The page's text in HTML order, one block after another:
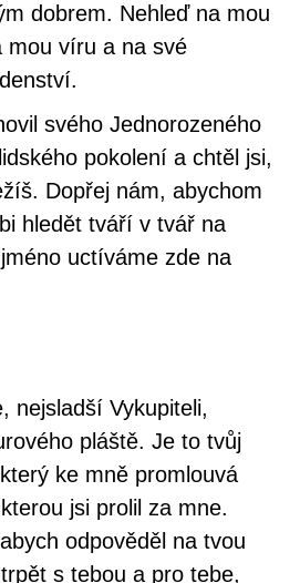
dobrem. Nehleď na mou
mou víru a na své
svého Jednorozeného
pokolení a chtěl jsi,
Dopřej nám, abychom
hledět tváří v tvář na
uctíváme zde na
nejsladší Vykupiteli,
pláště. Je to tvůj
ke mně promlouvá
jsi prolil za mne.
odpověděl na tvou
s tebou a pro tebe,